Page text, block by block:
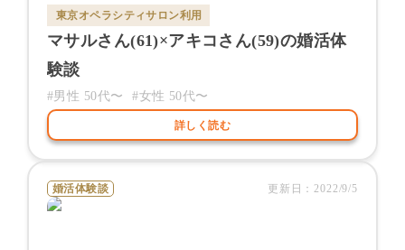
東京オペラシティサロン利用
マサルさん(61)×アキコ さん(59)の婚活体
験談
#男性 50代〜 #女性 50代〜
詳しく読む
婚活体験談 更新日：2022/9/5